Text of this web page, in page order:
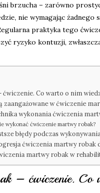
brzucha – zarówno
nie wymagając
praktyka tego
ryzyko kontuzji,
ćwiczenie. Co warto o nim
zaangażowane w ćwiczenie
wykonania ćwiczenia
wykonać ćwiczenie martwy robak?
błędy podczas
ćwiczenia martwy robak
martwy robak w
– ćwiczenie. Co